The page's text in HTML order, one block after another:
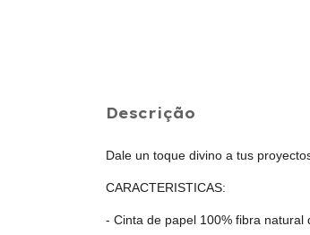
Descrição
Dale un toque divino a tus
CARACTERISTICAS:
- Cinta de papel 100% fibra natural